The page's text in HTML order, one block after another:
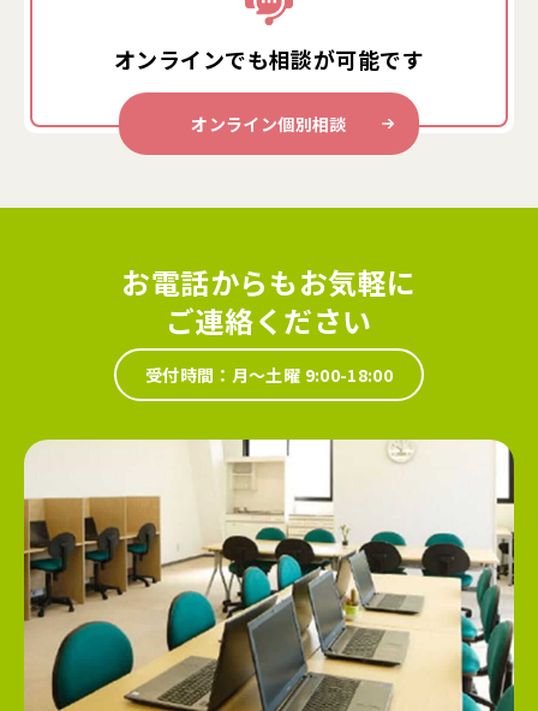
オンラインでも相談が可能です
オンライン個別相談
お電話からもお気軽に
ご連絡ください
受付時間：月～土曜 9:00-18:00